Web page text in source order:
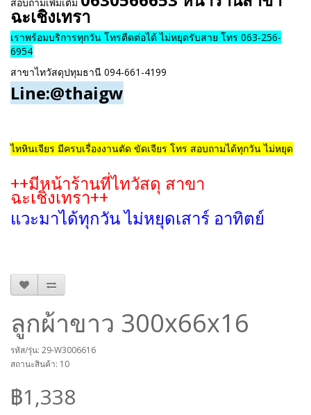
ฉะเชิงเทรา
เราพร้อมบริการทุกวัน โทรตืดต่อได้ ไม่หยุดรับสาย โทร 063-256-
6954
สาขาไทวัสดุปทุมธานี 094-661-4199
Line:@thaigw
ไทหินเจียร มีครบเรื่องงานตัด ขัดเจียร โทร สอบถามได้ทุกวัน ไม่หยุด
++มีหน้าร้านที่ไทวัสดุ สาขา
ฉะเชิงเทรา++
แวะมาได้ทุกวัน ไม่หยุดเสาร์ อาทิตย์
ลูกผ้าขาว 300x66x16
รหัส/รุ่น: 29-W3006616
สถานะสินค้า: 10
฿1,338